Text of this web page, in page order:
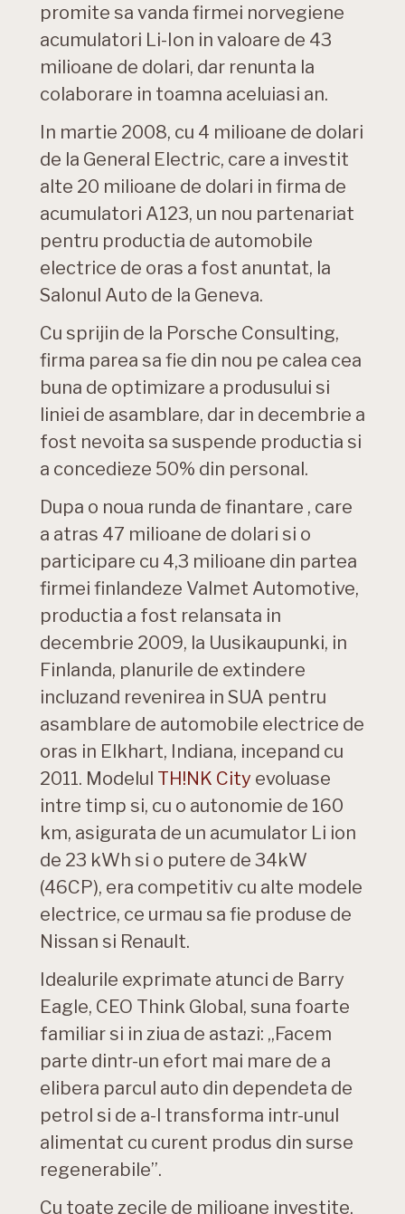
promite sa vanda firmei norvegiene
acumulatori Li-Ion in valoare de 43
milioane de dolari, dar renunta la
colaborare in toamna aceluiasi an.
In martie 2008, cu 4 milioane de dolari
de la General Electric, care a investit
alte 20 milioane de dolari in firma de
acumulatori A123, un nou partenariat
pentru productia de automobile
electrice de oras a fost anuntat, la
Salonul Auto de la Geneva.
Cu sprijin de la Porsche Consulting,
firma parea sa fie din nou pe calea cea
buna de optimizare a produsului si
liniei de asamblare, dar in decembrie a
fost nevoita sa suspende productia si
a concedieze 50% din personal.
Dupa o noua runda de finantare , care
a atras 47 milioane de dolari si o
participare cu 4,3 milioane din partea
firmei finlandeze Valmet Automotive,
productia a fost relansata in
decembrie 2009, la Uusikaupunki, in
Finlanda, planurile de extindere
incluzand revenirea in SUA pentru
asamblare de automobile electrice de
oras in Elkhart, Indiana, incepand cu
2011. Modelul TH!NK City evoluase
intre timp si, cu o autonomie de 160
km, asigurata de un acumulator Li ion
de 23 kWh si o putere de 34kW
(46CP), era competitiv cu alte modele
electrice, ce urmau sa fie produse de
Nissan si Renault.
Idealurile exprimate atunci de Barry
Eagle, CEO Think Global, suna foarte
familiar si in ziua de astazi: „Facem
parte dintr-un efort mai mare de a
elibera parcul auto din dependeta de
petrol si de a-l transforma intr-unul
alimentat cu curent produs din surse
regenerabile”.
Cu toate zecile de milioane investite,